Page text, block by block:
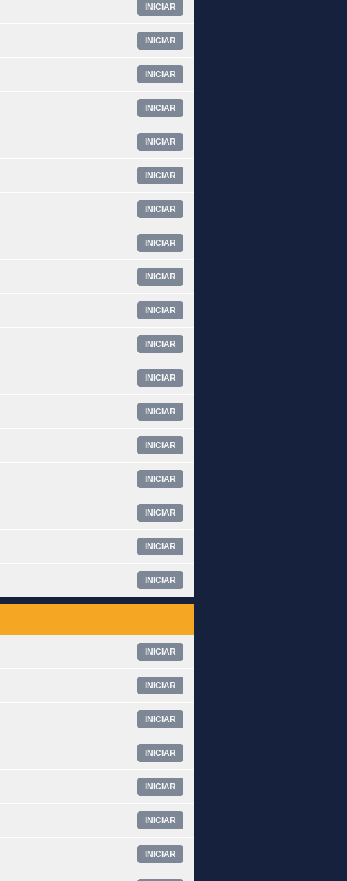
INICIAR
INICIAR
INICIAR
INICIAR
INICIAR
INICIAR
INICIAR
INICIAR
INICIAR
INICIAR
INICIAR
INICIAR
INICIAR
INICIAR
INICIAR
INICIAR
INICIAR
INICIAR
INICIAR
INICIAR
INICIAR
INICIAR
INICIAR
INICIAR
INICIAR